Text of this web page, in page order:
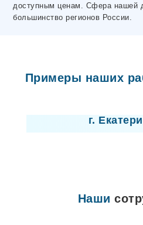
доступным ценам. Сфера нашей
большинство регионов России.
Примеры наших
г.
Наши